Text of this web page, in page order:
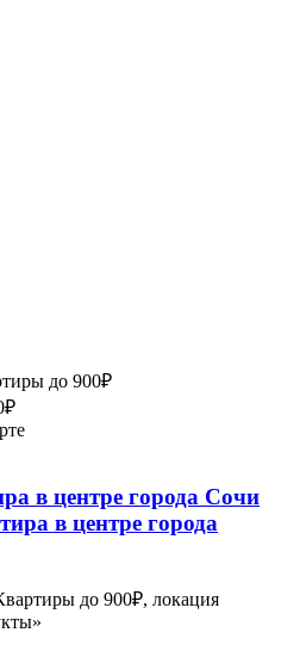
до 900₽
в центре города Сочи
до 900₽, локация